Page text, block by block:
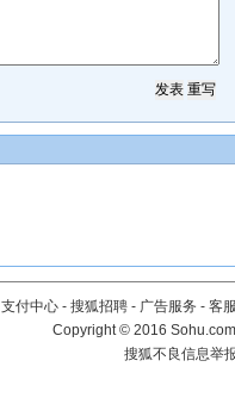
支付中心 - 搜狐招聘 - 广告服务 - 客
Copyright©2016
搜狐不良信息举